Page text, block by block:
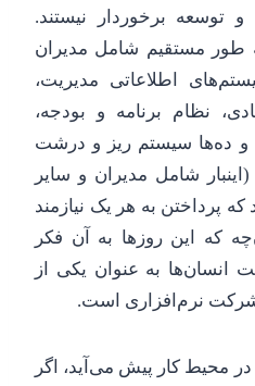
و توسعه برخوردار نیستند.
طور مستقیم شامل مدیران
اطلاعاتی مدیریت،
نظام برنامه و بودجه،
و ده‌ها سیستم ریز و درشت
(اینبار شامل مدیران و سایر
پرداختن به هر یک نیازمند
که این روزها به آن فکر
به عنوان یکی از
نرم‌افزاری است.
محیط کار پیش می‌آید، اگر